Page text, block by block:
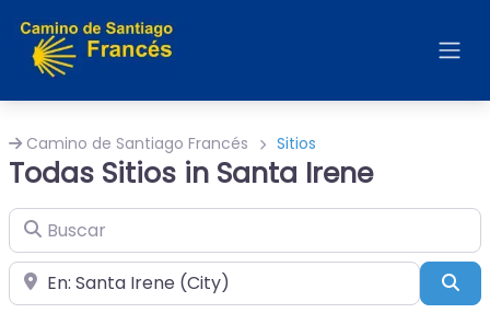
Camino de Santiago Francés Sitios
Todas Sitios in Santa Irene
Buscar
Cerca de